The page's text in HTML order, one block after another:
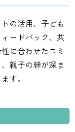
の活用、子ども
ードバック、共
に合わせたコミ
親子の絆が深ま
す。